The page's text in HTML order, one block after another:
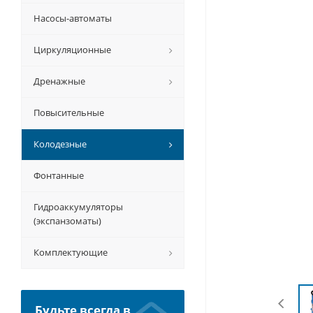
Насосы-автоматы
Циркуляционные
Дренажные
Повысительные
Колодезные
Фонтанные
Гидроаккумуляторы
(экспанзоматы)
Комплектующие